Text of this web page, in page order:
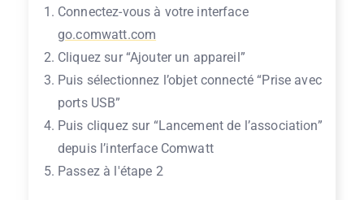
Connectez-vous à votre interface
go.comwatt.com
Cliquez sur “Ajouter un appareil”
Puis sélectionnez l’objet connecté “Prise avec
ports USB”
Puis cliquez sur “Lancement de l’association”
depuis l’interface Comwatt
Passez à l'étape 2